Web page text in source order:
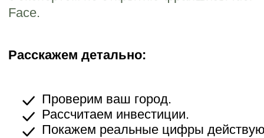
РОССИЯ, КАЛУГА
НАТАЛЬЯ И ВИТАЛИЙ ЖУКОВЫ